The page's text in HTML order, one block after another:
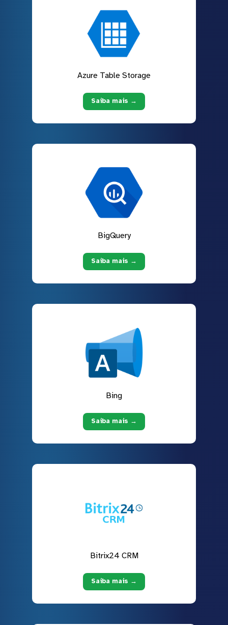
Azure Table Storage
Saiba mais →
BigQuery
Saiba mais →
Bing
Saiba mais →
Bitrix24 CRM
Saiba mais →